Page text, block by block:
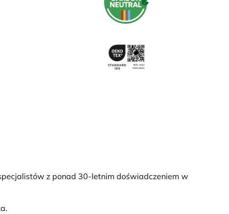
z ponad 30-letnim doświadczeniem w